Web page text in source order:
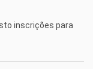
inscrições para